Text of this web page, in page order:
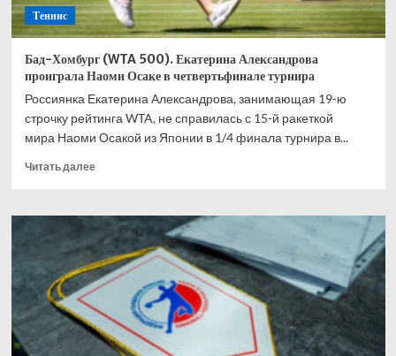
Теннис
Бад-Хомбург (WTA 500). Екатерина Александрова
проиграла Наоми Осаке в четвертьфинале турнира
Россиянка Екатерина Александрова, занимающая 19-ю
строчку рейтинга WTA, не справилась с 15-й ракеткой
мира Наоми Осакой из Японии в 1/4 финала турнира в...
Читать далееПрочитать
Бад-
Хомбург
(WTA
500).
Екатерина
Александрова
проиграла
Наоми
Осаке